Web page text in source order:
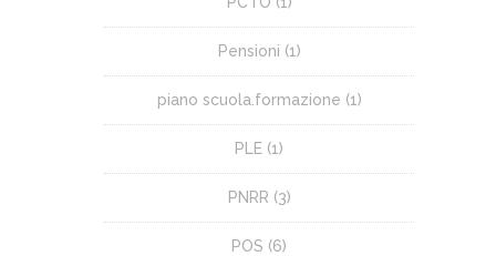
Pensioni (1)
piano scuola.formazione (1)
PLE (1)
PNRR (3)
POS (6)